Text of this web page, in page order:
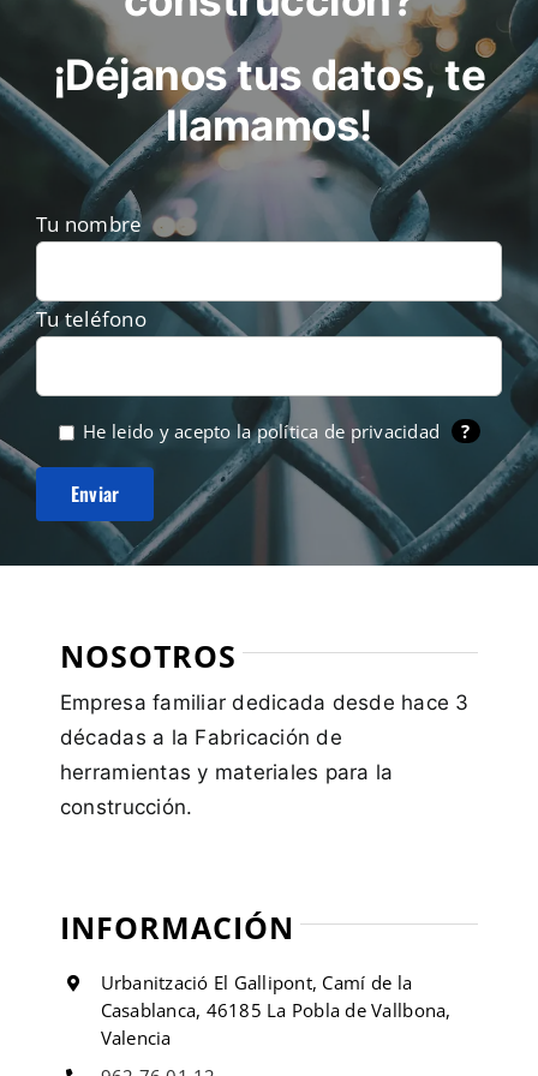
¡Déjanos tus datos, te
llamamos!
Tu nombre
Tu teléfono
He leido y acepto lapolítica de privacidad ?
NOSOTROS
Empresa familiar dedicada desde hace 3
décadas a la Fabricación de
herramientas y materiales para la
construcción.
INFORMACIÓN
Urbanització El Gallipont, Camí de la
Casablanca, 46185 La Pobla de Vallbona,
Valencia